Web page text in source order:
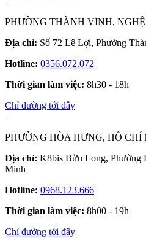
PHƯỜNG THÀNH VINH,
Địa chỉ: Số 72 Lê Lợi, Phường
Hotline: 0356.072.072
Thời gian làm việc: 8h30 - 18h
Chỉ đường tới đây
PHƯỜNG HÒA HƯNG, HỒ CHÍ
Địa chỉ: K8bis Bửu Long, Phường
Minh
Hotline: 0968.123.666
Thời gian làm việc: 8h00 - 19h
Chỉ đường tới đây